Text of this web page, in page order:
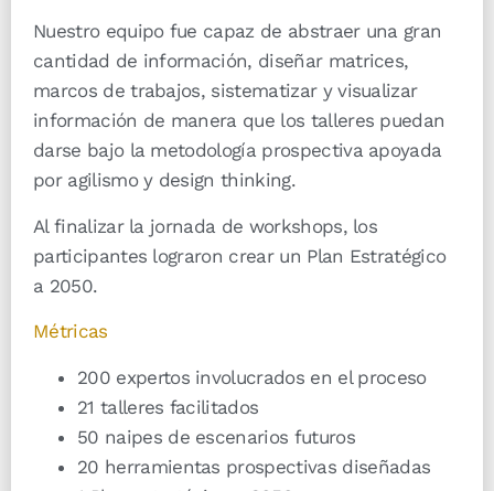
Nuestro equipo fue capaz de abstraer una gran
cantidad de información, diseñar matrices,
marcos de trabajos, sistematizar y visualizar
información de manera que los talleres puedan
darse bajo la metodología prospectiva apoyada
por agilismo y design thinking.
Al finalizar la jornada de workshops, los
participantes lograron crear un Plan Estratégico
a 2050.
Métricas
200 expertos involucrados en el proceso
21 talleres facilitados
50 naipes de escenarios futuros
20 herramientas prospectivas diseñadas